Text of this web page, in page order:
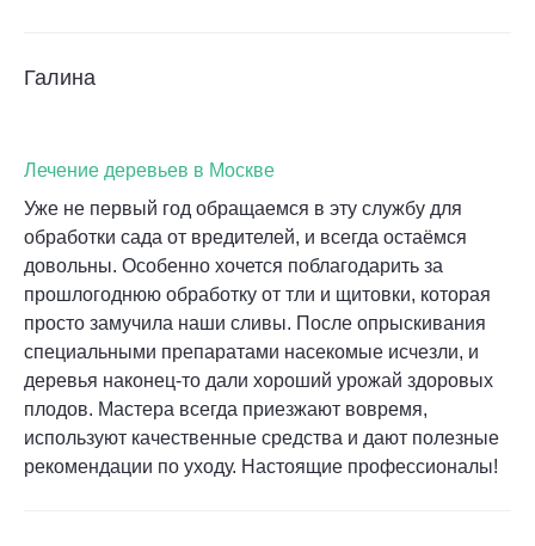
Галина
Лечение деревьев в Москве
Уже не первый год обращаемся в эту службу для
обработки сада от вредителей, и всегда остаёмся
довольны. Особенно хочется поблагодарить за
прошлогоднюю обработку от тли и щитовки, которая
просто замучила наши сливы. После опрыскивания
специальными препаратами насекомые исчезли, и
деревья наконец-то дали хороший урожай здоровых
плодов. Мастера всегда приезжают вовремя,
используют качественные средства и дают полезные
рекомендации по уходу. Настоящие профессионалы!